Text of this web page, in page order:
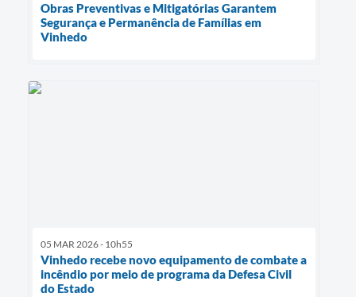
Obras Preventivas e Mitigatórias Garantem
Segurança e Permanência de Famílias em
Vinhedo
05 MAR 2026 - 10h55
Vinhedo recebe novo equipamento de combate a
incêndio por meio de programa da Defesa Civil
do Estado